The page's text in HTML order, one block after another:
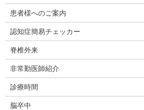
患者様へのご案内
認知症簡易チェッカー
脊椎外来
非常勤医師紹介
診療時間
脳卒中